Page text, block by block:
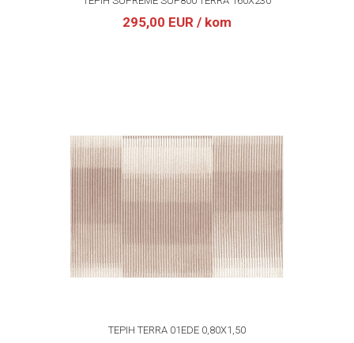
295,00 EUR / kom
TEPIH TERRA 01EDE 0,80X1,50